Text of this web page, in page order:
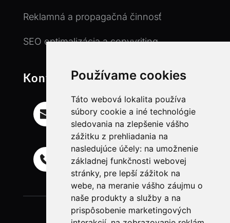
Používame cookies
Táto webová lokalita používa
súbory cookie a iné technológie
sledovania na zlepšenie vášho
zážitku z prehliadania na
nasledujúce účely: na umožnenie
základnej funkčnosti webovej
stránky, pre lepší zážitok na
webe, na meranie vášho záujmu o
naše produkty a služby a na
prispôsobenie marketingových
Reklamná a propagačná činnosť
SEO optimalizácia a copyvriting
Kontakt
Email
info@ll-freelancer.com
Mobil
+421 944 718 835